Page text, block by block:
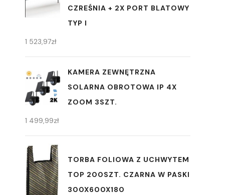
CZREŚNIA + 2X PORT BLATOWY
TYP I
1 523,97zł
KAMERA ZEWNĘTRZNA
SOLARNA OBROTOWA IP 4X
ZOOM 3SZT.
1 499,99zł
TORBA FOLIOWA Z UCHWYTEM
TOP 200SZT. CZARNA W PASKI
300X600X180